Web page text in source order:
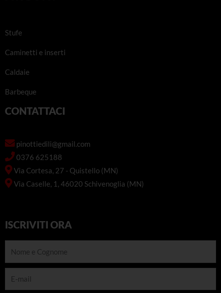
Stufe
Caminetti e inserti
Caldaie
Barbeque
CONTATTACI
pinottiedili@gmail.com
0376 625188
Via Cortesa, 27 - Quistello (MN)
Via Caselle, 1, 46020 Schivenoglia (MN)
ISCRIVITI ORA